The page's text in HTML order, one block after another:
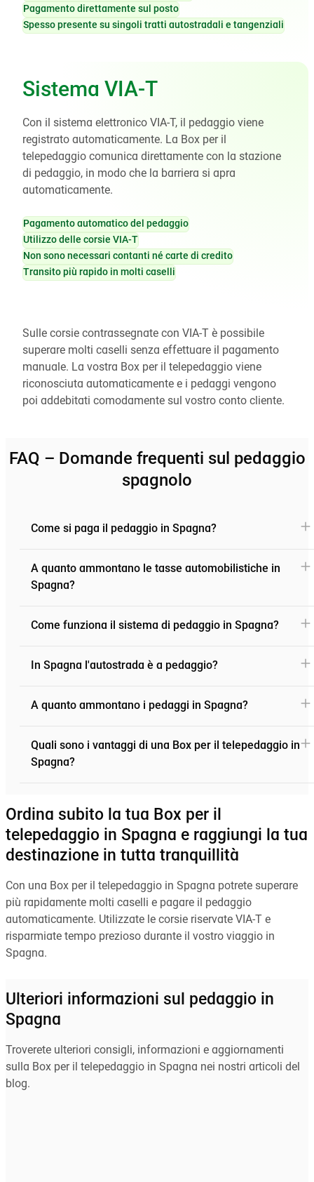
Pagamento direttamente sul posto
Spesso presente su singoli tratti autostradali e tangenziali
Sistema VIA-T
Con il sistema elettronico VIA-T, il pedaggio viene
registrato automaticamente. La Box per il
telepedaggio comunica direttamente con la stazione
di pedaggio, in modo che la barriera si apra
automaticamente.
Pagamento automatico del pedaggio
Utilizzo delle corsie VIA-T
Non sono necessari contanti né carte di credito
Transito più rapido in molti caselli
Sulle corsie contrassegnate con VIA-T è possibile
superare molti caselli senza effettuare il pagamento
manuale. La vostra Box per il telepedaggio viene
riconosciuta automaticamente e i pedaggi vengono
poi addebitati comodamente sul vostro conto cliente.
FAQ – Domande frequenti sul pedaggio
spagnolo
Come si paga il pedaggio in Spagna?
A quanto ammontano le tasse automobilistiche in
Spagna?
Come funziona il sistema di pedaggio in Spagna?
In Spagna l'autostrada è a pedaggio?
A quanto ammontano i pedaggi in Spagna?
Quali sono i vantaggi di una Box per il telepedaggio in
Spagna?
Ordina subito la tua Box per il
telepedaggio in Spagna e raggiungi la tua
destinazione in tutta tranquillità
Con una Box per il telepedaggio in Spagna potrete superare
più rapidamente molti caselli e pagare il pedaggio
automaticamente. Utilizzate le corsie riservate VIA-T e
risparmiate tempo prezioso durante il vostro viaggio in
Spagna.
Ulteriori informazioni sul pedaggio in
Spagna
Troverete ulteriori consigli, informazioni e aggiornamenti
sulla Box per il telepedaggio in Spagna nei nostri articoli del
blog.